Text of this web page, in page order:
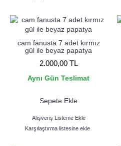
cam fanusta 7 adet kırmız
gül ile beyaz papatya
2.000,00 TL
Aynı Gün Teslimat
Sepete Ekle
Alışveriş Listeme Ekle
Karşılaştırma listesine ekle